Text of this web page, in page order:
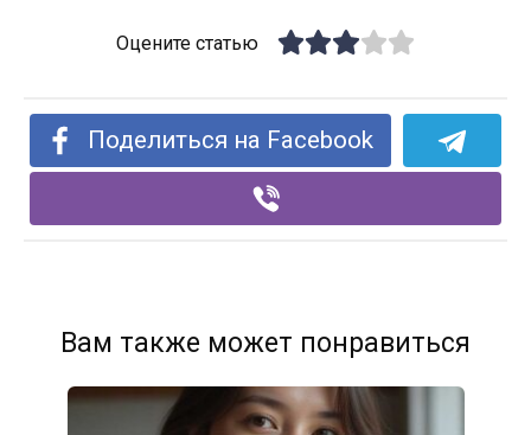
Оцените статью
Поделиться на Facebook
Вам также может понравиться